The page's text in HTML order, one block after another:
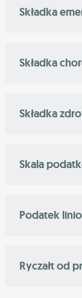
Składka
Składka
Składka
Skala
Podatek
Ryczałt od